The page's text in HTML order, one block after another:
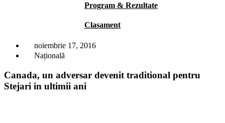
Program & Rezultate
Clasament
noiembrie 17, 2016
Națională
Canada, un adversar devenit traditional pentru
Stejari in ultimii ani